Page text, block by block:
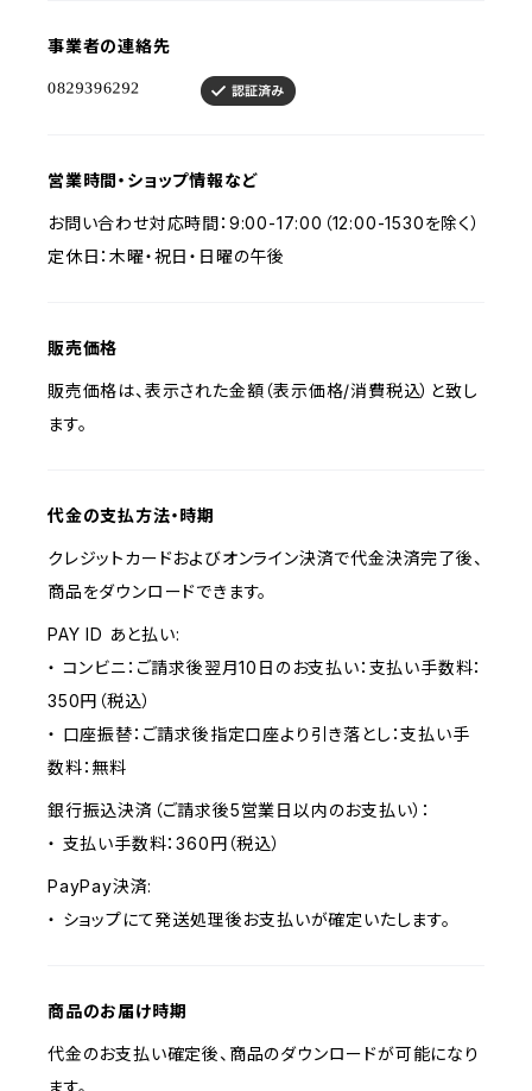
事業者の連絡先
営業時間・ショップ情報など
お問い合わせ対応時間：9:00-17:00（12:00-1530を除く）
定休日：木曜・祝日・日曜の午後
販売価格
販売価格は、表示された金額（表示価格/消費税込）と致し
ます。
代金の支払方法・時期
クレジットカードおよびオンライン決済で代金決済完了後、
商品をダウンロードできます。
PAY ID あと払い:
・ コンビニ：ご請求後翌月10日のお支払い：支払い手数料：
350円（税込）
・ 口座振替：ご請求後指定口座より引き落とし：支払い手
数料：無料
銀行振込決済（ご請求後5営業日以内のお支払い）：
・ 支払い手数料：360円（税込）
PayPay決済:
・ ショップにて発送処理後お支払いが確定いたします。
商品のお届け時期
代金のお支払い確定後、商品のダウンロードが可能になり
ます。